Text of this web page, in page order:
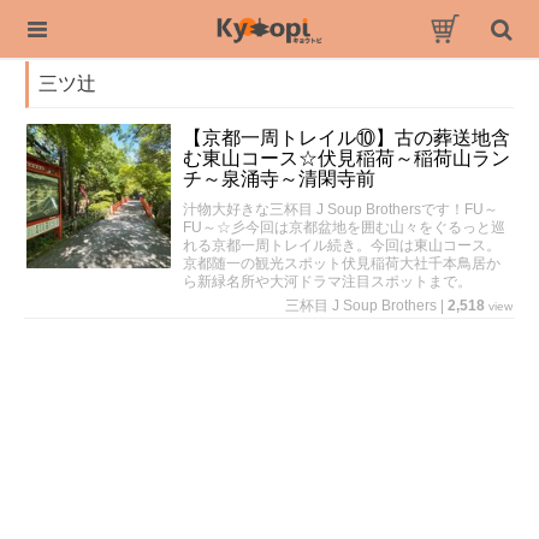
三ツ辻
【京都一周トレイル⑩】古の葬送地含
む東山コース☆伏見稲荷～稲荷山ラン
チ～泉涌寺～清閑寺前
汁物大好きな三杯目 J Soup Brothersです！FU～
FU～☆彡今回は京都盆地を囲む山々をぐるっと巡
れる京都一周トレイル続き。今回は東山コース。
京都随一の観光スポット伏見稲荷大社千本鳥居か
ら新緑名所や大河ドラマ注目スポットまで。
三杯目 J Soup Brothers
2,518 view